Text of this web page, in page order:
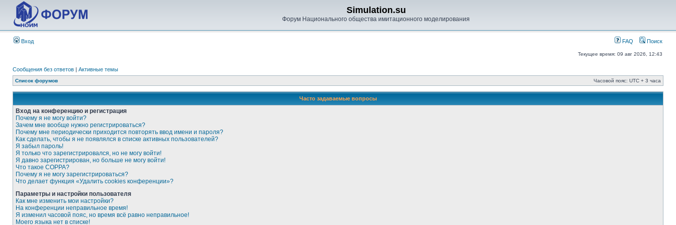
Simulation.su
Форум Национального общества имитационного моделирования
Вход FAQ Поиск
Текущее время: 09 авг 2026, 12:43
Сообщения без ответов | Активные темы
Список форумов Часовой пояс: UTC + 3 часа
Часто задаваемые вопросы
Вход на конференцию и регистрация
Почему я не могу войти?
Зачем мне вообще нужно регистрироваться?
Почему мне периодически приходится повторять ввод имени и пароля?
Как сделать, чтобы я не появлялся в списке активных пользователей?
Я забыл пароль!
Я только что зарегистрировался, но не могу войти!
Я давно зарегистрирован, но больше не могу войти!
Что такое COPPA?
Почему я не могу зарегистрироваться?
Что делает функция «Удалить cookies конференции»?
Параметры и настройки пользователя
Как мне изменить мои настройки?
На конференции неправильное время!
Я изменил часовой пояс, но время всё равно неправильное!
Моего языка нет в списке!